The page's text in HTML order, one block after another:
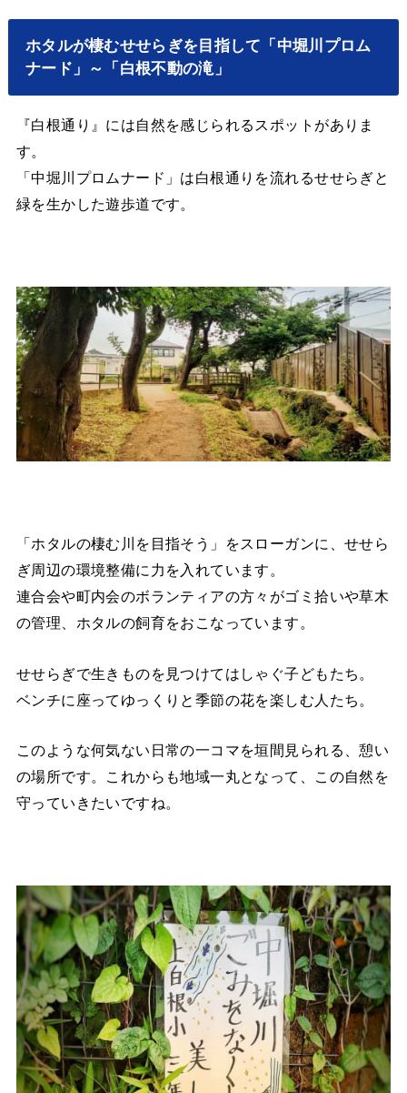
ホタルが棲むせせらぎを目指して「中堀川プロム
ナード」～「白根不動の滝」
『白根通り』には自然を感じられるスポットがありま
す。
「中堀川プロムナード」は白根通りを流れるせせらぎと
緑を生かした遊歩道です。
「ホタルの棲む川を目指そう」をスローガンに、せせら
ぎ周辺の環境整備に力を入れています。
連合会や町内会のボランティアの方々がゴミ拾いや草木
の管理、ホタルの飼育をおこなっています。
せせらぎで生きものを見つけてはしゃぐ子どもたち。
ベンチに座ってゆっくりと季節の花を楽しむ人たち。
このような何気ない日常の一コマを垣間見られる、憩い
の場所です。これからも地域一丸となって、この自然を
守っていきたいですね。